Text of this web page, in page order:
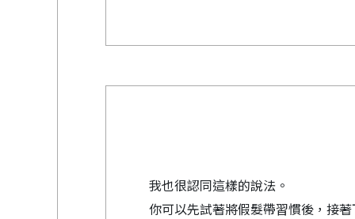
我也很認同這樣的說法。
你可以先試著將假髮帶習慣後，接